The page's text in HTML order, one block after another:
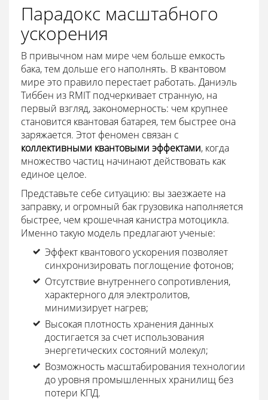
Парадокс масштабного
ускорения
В привычном нам мире чем больше емкость
бака, тем дольше его наполнять. В квантовом
мире это правило перестает работать. Даниэль
Тиббен из RMIT подчеркивает странную, на
первый взгляд, закономерность: чем крупнее
становится квантовая батарея, тем быстрее она
заряжается. Этот феномен связан с
коллективными квантовыми эффектами, когда
множество частиц начинают действовать как
единое целое.
Представьте себе ситуацию: вы заезжаете на
заправку, и огромный бак грузовика наполняется
быстрее, чем крошечная канистра мотоцикла.
Именно такую модель предлагают ученые:
Эффект квантового ускорения позволяет
синхронизировать поглощение фотонов;
Отсутствие внутреннего сопротивления,
характерного для электролитов,
минимизирует нагрев;
Высокая плотность хранения данных
достигается за счет использования
энергетических состояний молекул;
Возможность масштабирования технологии
до уровня промышленных хранилищ без
потери КПД.